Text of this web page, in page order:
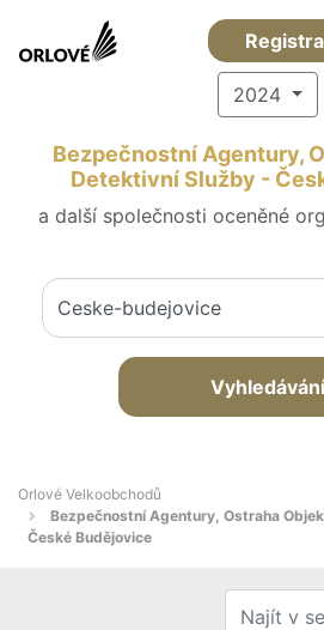
2024
Bezpečnostní Agentury,
Detektivní Služby -
a další společnosti oceněné
Vyhledávání
Orlové Velkoobchodů
Bezpečnostní Agentury, Ostraha
České Budějovice